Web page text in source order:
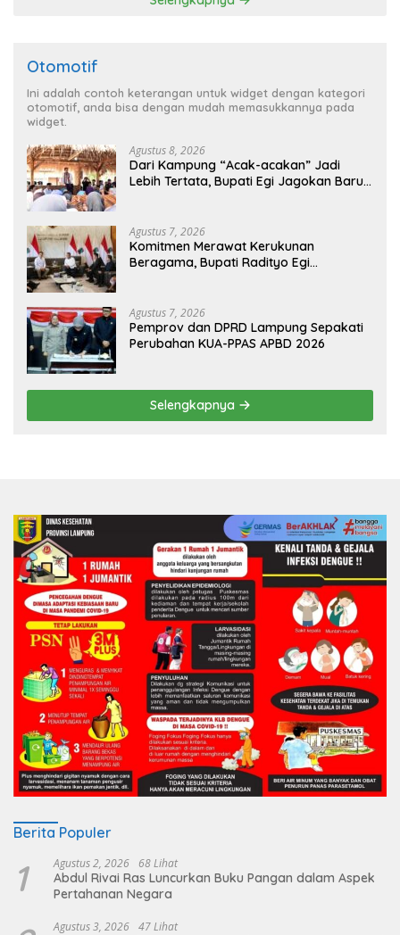
Otomotif
Ini adalah contoh keterangan untuk widget dengan kategori
otomotif, anda bisa dengan mudah memasukkannya pada
widget.
Agustus 8, 2026
Dari Kampung “Acak-acakan” Jadi
Lebih Tertata, Bupati Egi Jagokan Baru
Agustus 7, 2026
Komitmen Merawat Kerukunan
Beragama, Bupati Radityo Egi
Agustus 7, 2026
Pemprov dan DPRD Lampung Sepakati
Perubahan KUA-PPAS APBD 2026
Selengkapnya
Berita Populer
1 Agustus 2, 2026 68 Lihat
Abdul Rivai Ras Luncurkan Buku Pangan dalam Aspek
Pertahanan Negara
Agustus 3, 2026 47 Lihat